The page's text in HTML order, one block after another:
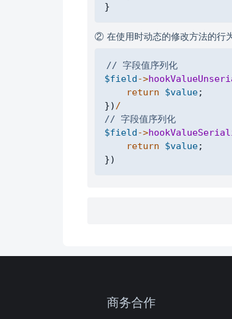
}
② 在使用时动态的修改方法的行
// 字段值序列化
$field->
return
$value;
}) /
// 字段值序列化
$field->
return
$value;
})
商务合作